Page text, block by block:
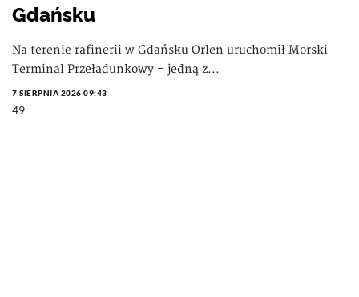
Gdańsku
Na terenie rafinerii w Gdańsku Orlen uruchomił Morski
Terminal Przeładunkowy – jedną z...
7 SIERPNIA 2026 09:43
49